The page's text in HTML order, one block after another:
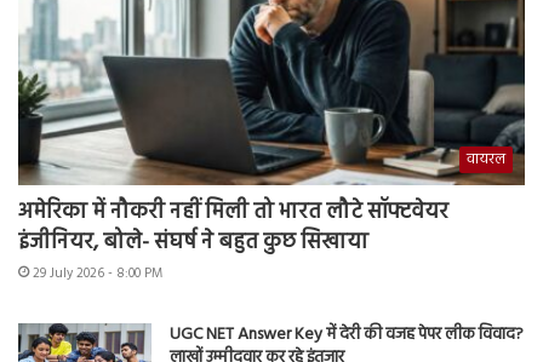
वायरल
अमेरिका में नौकरी नहीं मिली तो भारत लौटे सॉफ्टवेयर
इंजीनियर, बोले- संघर्ष ने बहुत कुछ सिखाया
29 July 2026 - 8:00 PM
UGC NET Answer Key में देरी की वजह पेपर लीक विवाद?